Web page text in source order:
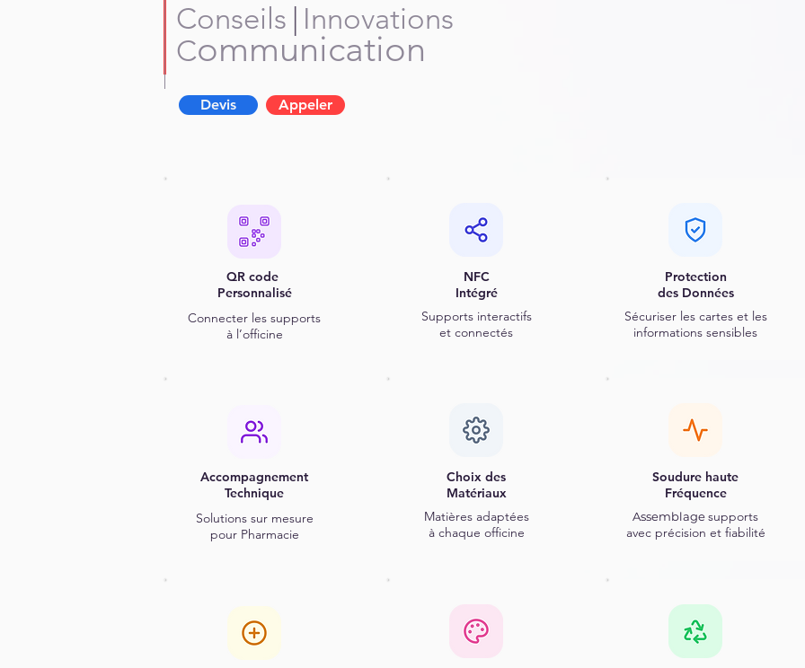
Conseils Innovations
Communication
Devis Appeler
QR code
Personnalisé
Connecter les supports
à l’officine
NFC
Intégré
Supports interactifs
et connectés
Protection
des Données
Sécuriser les cartes et les
informations sensibles
Accompagnement
Technique
Solutions sur mesure
pour Pharmacie
Choix des
Matériaux
Matières adaptées
à chaque officine
Soudure haute
Fréquence
Assemblagesupports
avec précision et fiabilité